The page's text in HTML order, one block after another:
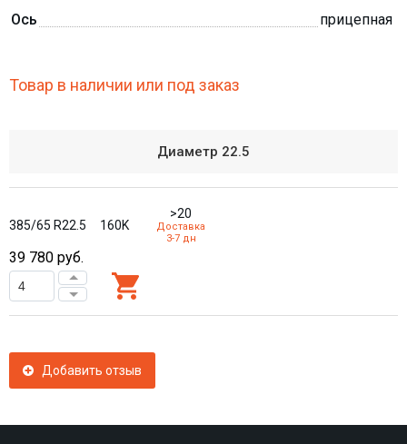
Ось прицепная
Товар в наличии или под заказ
Диаметр 22.5
385/65 R22.5 160K
>20
Доставка
3-7 дн
39 780 руб.
Добавить отзыв